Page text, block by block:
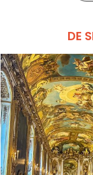
DE